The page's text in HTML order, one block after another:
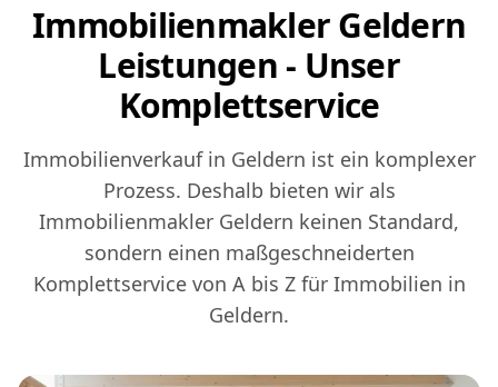
Immobilienmakler Geldern
Leistungen - Unser
Komplettservice
Immobilienverkauf in Geldern ist ein komplexer
Prozess. Deshalb bieten wir als
Immobilienmakler Geldern keinen Standard,
sondern einen maßgeschneiderten
Komplettservice von A bis Z für Immobilien in
Geldern.